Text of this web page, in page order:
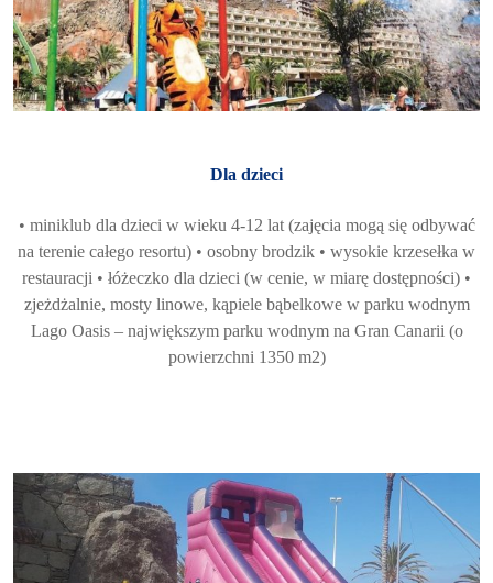
Dla dzieci
• miniklub dla dzieci w wieku 4-12 lat (zajęcia mogą się odbywać
na terenie całego resortu) • osobny brodzik • wysokie krzesełka w
restauracji • łóżeczko dla dzieci (w cenie, w miarę dostępności) •
zjeżdżalnie, mosty linowe, kąpiele bąbelkowe w parku wodnym
Lago Oasis – największym parku wodnym na Gran Canarii (o
powierzchni 1350 m2)